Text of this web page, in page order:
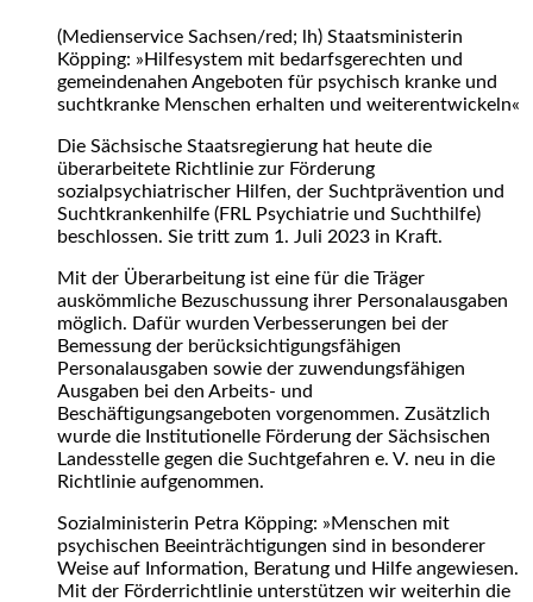
(Medienservice Sachsen/red; lh) Staatsministerin
Köpping: »Hilfesystem mit bedarfsgerechten und
gemeindenahen Angeboten für psychisch kranke und
suchtkranke Menschen erhalten und weiterentwickeln«
Die Sächsische Staatsregierung hat heute die
überarbeitete Richtlinie zur Förderung
sozialpsychiatrischer Hilfen, der Suchtprävention und
Suchtkrankenhilfe (FRL Psychiatrie und Suchthilfe)
beschlossen. Sie tritt zum 1. Juli 2023 in Kraft.
Mit der Überarbeitung ist eine für die Träger
auskömmliche Bezuschussung ihrer Personalausgaben
möglich. Dafür wurden Verbesserungen bei der
Bemessung der berücksichtigungsfähigen
Personalausgaben sowie der zuwendungsfähigen
Ausgaben bei den Arbeits- und
Beschäftigungsangeboten vorgenommen. Zusätzlich
wurde die Institutionelle Förderung der Sächsischen
Landesstelle gegen die Suchtgefahren e. V. neu in die
Richtlinie aufgenommen.
Sozialministerin Petra Köpping: »Menschen mit
psychischen Beeinträchtigungen sind in besonderer
Weise auf Information, Beratung und Hilfe angewiesen.
Mit der Förderrichtlinie unterstützen wir weiterhin die